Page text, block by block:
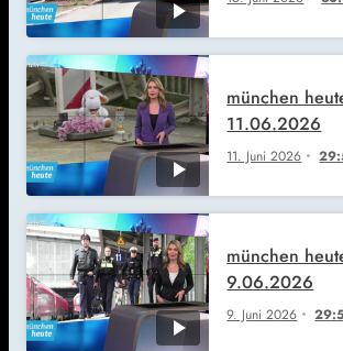
11. Juni 2026
münchen
11.06.2026
9. Juni 2026
münchen
9.06.2026